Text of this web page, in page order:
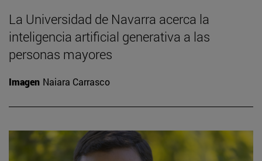
La Universidad de Navarra acerca la
inteligencia artificial generativa a las
personas mayores
Imagen Naiara Carrasco